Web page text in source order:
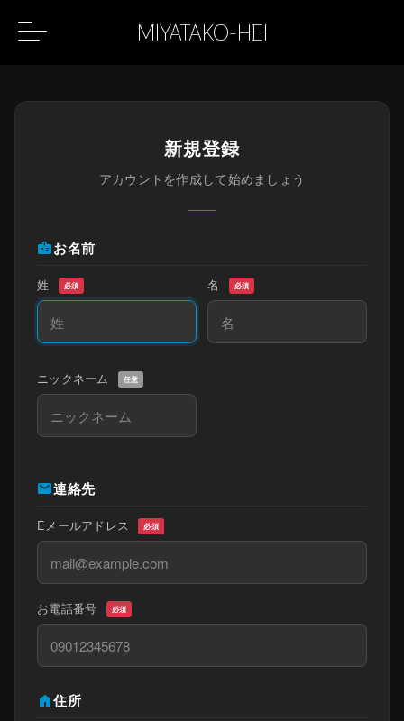
MIYATAKO-HEI
新規登録
アカウントを作成して始めましょう
badgeお名前
姓 必須 名 必須
ニックネーム 任意
mail連絡先
Eメールアドレス 必須
お電話番号 必須
home住所